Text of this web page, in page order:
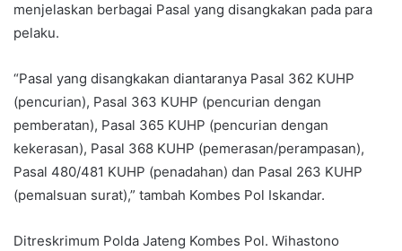
menjelaskan berbagai Pasal yang disangkakan pada para
pelaku.
“Pasal yang disangkakan diantaranya Pasal 362 KUHP
(pencurian), Pasal 363 KUHP (pencurian dengan
pemberatan), Pasal 365 KUHP (pencurian dengan
kekerasan), Pasal 368 KUHP (pemerasan/perampasan),
Pasal 480/481 KUHP (penadahan) dan Pasal 263 KUHP
(pemalsuan surat),” tambah Kombes Pol Iskandar.
Ditreskrimum Polda Jateng Kombes Pol. Wihastono